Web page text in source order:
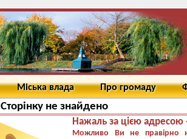
Міська влада Про громаду
Сторінку не знайдено
Нажаль за цією адресою
Можливо Ви не правірно